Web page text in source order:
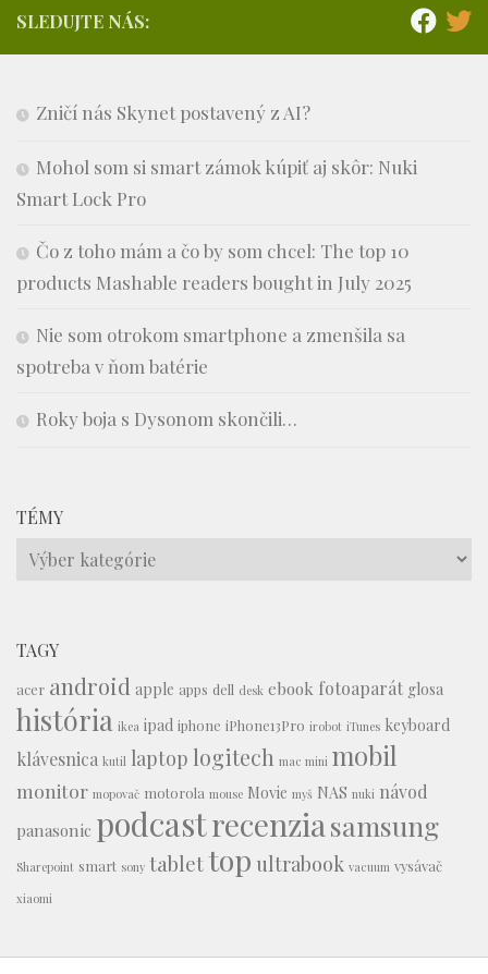
SLEDUJTE NÁS:
Zničí nás Skynet postavený z AI?
Mohol som si smart zámok kúpiť aj skôr: Nuki
Smart Lock Pro
Čo z toho mám a čo by som chcel: The top 10
products Mashable readers bought in July 2025
Nie som otrokom smartphone a zmenšila sa
spotreba v ňom batérie
Roky boja s Dysonom skončili…
TÉMY
Témy
TAGY
acer android apple apps dell desk ebook fotoaparát glosa
história ikea ipad iphone iPhone13Pro irobot iTunes keyboard
klávesnica kutil laptop logitech mac mini mobil
monitor mopovač motorola mouse Movie myš NAS nuki návod
panasonic podcastrecenziasamsung
Sharepoint smart sony tablettop ultrabook vacuum vysávač
xiaomi